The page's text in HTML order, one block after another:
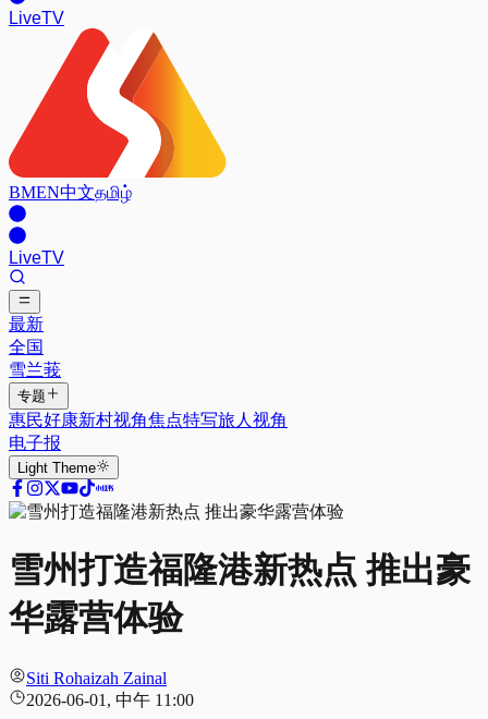
LiveTV
BMEN中文தமிழ்
LiveTV
最新
全国
雪兰莪
专题
惠民好康新村视角焦点特写旅人视角
电子报
Light Theme
雪州打造福隆港新热点 推出豪
华露营体验
Siti Rohaizah Zainal
2026-06-01, 中午 11:00